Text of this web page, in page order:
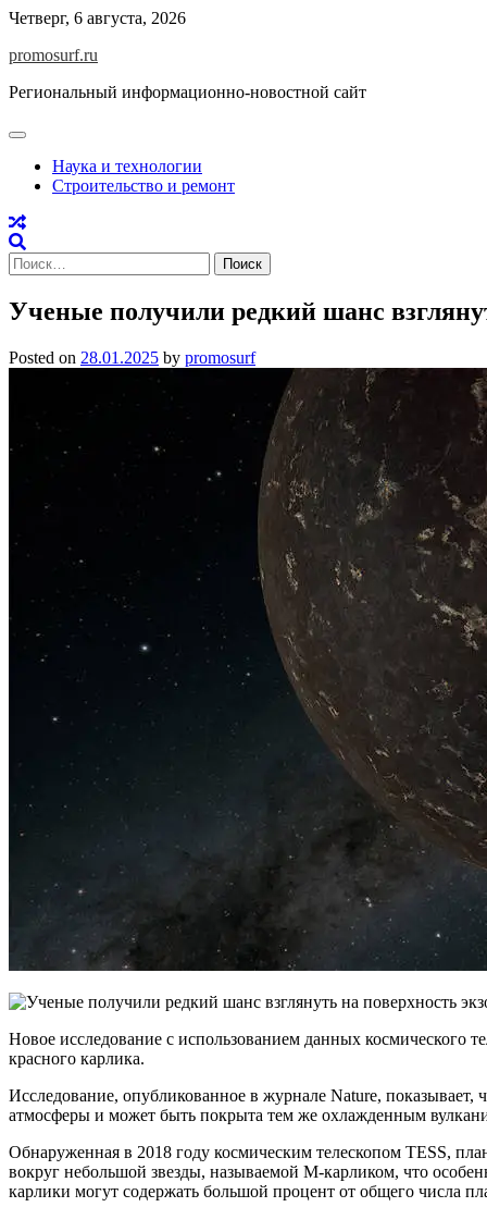
Skip
content
Четверг, 6 августа, 2026
promosurf.ru
Региональный информационно-новостной сайт
Наука и технологии
Строительство и ремонт
Найти:
Ученые получили редкий шанс
Posted on 28.01.2025 by promosurf
Новое исследование с использованием данных космического
красного карлика.
Исследование, опубликованное в журнале Nature,
атмосферы и может быть покрыта тем же охлажденным
Обнаруженная в 2018 году космическим телескопом TESS,
вокруг небольшой звезды, называемой M-карликом, что
карлики могут содержать большой процент от общего числа